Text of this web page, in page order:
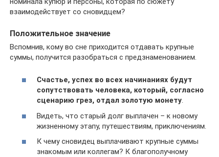
взаимодействует со сновидцем?
Положительное значение
Вспомнив, кому во сне приходится отдавать крупные
суммы, получится разобраться с предзнаменованием.
Счастье, успех во всех начинаниях будут
сопутствовать человека, который, согласно
сценарию грез, отдал золотую монету.
Видеть, что старый долг выплачен – к новому
жизненному этапу, путешествиям, приключениям.
К чему сновидец выплачивают крупные суммы
знакомым или коллегам? К благополучному